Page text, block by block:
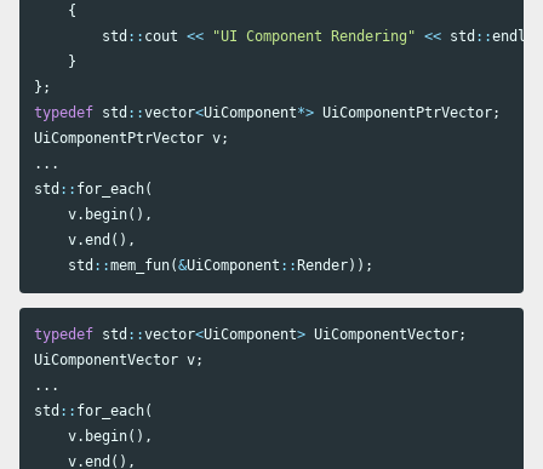
{
std :: cout << "UI Component Rendering" << std ::endl
}
};
typedef std ::vector<UiComponent*> UiComponentPtrVector;
UiComponentPtrVector v;
...
std :: for_each(
v. begin(),
v.end (),
std ::mem_fun(&UiComponent ::Render));
typedef std ::vector<UiComponent> UiComponentVector;
UiComponentVector v;
...
std :: for_each(
v. begin(),
v.end (),